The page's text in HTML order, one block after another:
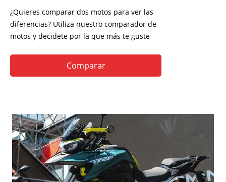
¿Quieres comparar dos motos para ver las
diferencias? Utiliza nuestro comparador de
motos y decidete por la que más te guste
Comparar